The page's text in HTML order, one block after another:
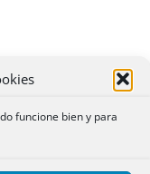
funcione bien y para
de
de cualquier
la realización por